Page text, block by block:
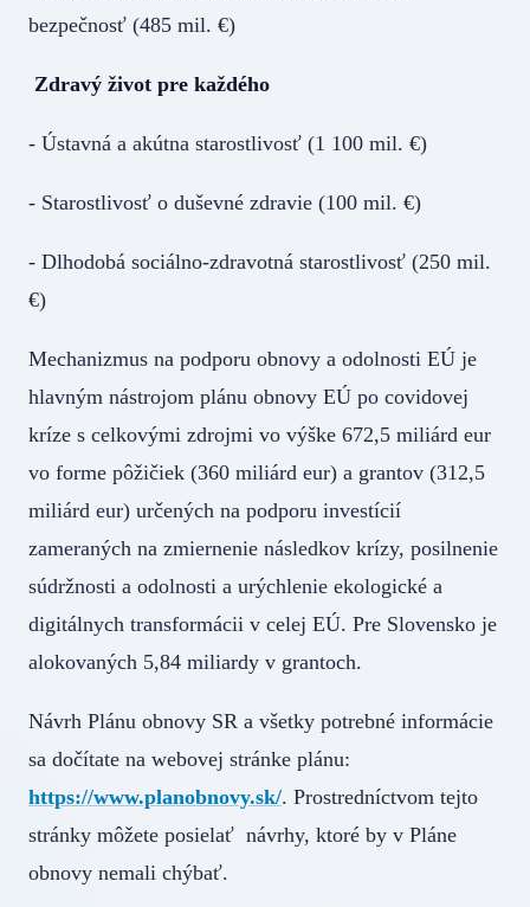
bezpečnosť (485 mil. €)
Zdravý život pre každého
- Ústavná a akútna starostlivosť (1 100 mil. €)
- Starostlivosť o duševné zdravie (100 mil. €)
- Dlhodobá sociálno-zdravotná starostlivosť (250 mil.
€)
Mechanizmus na podporu obnovy a odolnosti EÚ je
hlavným nástrojom plánu obnovy EÚ po covidovej
kríze s celkovými zdrojmi vo výške 672,5 miliárd eur
vo forme pôžičiek (360 miliárd eur) a grantov (312,5
miliárd eur) určených na podporu investícií
zameraných na zmiernenie následkov krízy, posilnenie
súdržnosti a odolnosti a urýchlenie ekologické a
digitálnych transformácii v celej EÚ. Pre Slovensko je
alokovaných 5,84 miliardy v grantoch.
Návrh Plánu obnovy SR a všetky potrebné informácie
sa dočítate na webovej stránke plánu:
https://www.planobnovy.sk/. Prostredníctvom tejto
stránky môžete posielať návrhy, ktoré by v Pláne
obnovy nemali chýbať.